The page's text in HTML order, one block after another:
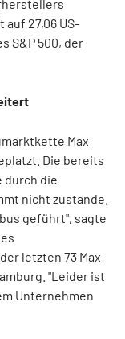
27,06 US-
S&P 500, der
Max
Die bereits
durch die
nicht zustande.
geführt", sagte
letzten 73 Max-
"Leider ist
Unternehmen